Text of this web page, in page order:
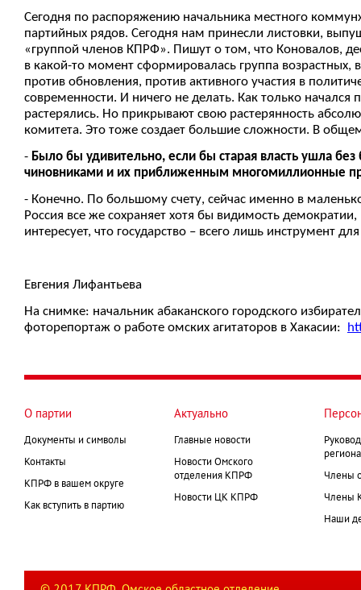
Сегодня по распоряжению начальника местного
партийных рядов. Сегодня нам принесли листовки,
«группой членов КПРФ». Пишут о том, что Коновалов,
в какой-то момент сформировалась группа
против обновления, против активного участия в
современности. И ничего не делать. Как только
растерялись. Но прикрывают свою растерянность
комитета. Это тоже создает большие сложности. В
- Было бы удивительно, если бы старая власть ушла
чиновниками и их приближенным многомиллионные
- Конечно. По большому счету, сейчас именно в
Россия все же сохраняет хотя бы видимость
интересует, что государство – всего лишь инструмент
Евгения Лифантьева
На снимке: начальник абаканского городского
фоторепортаж о работе омских агитаторов в Хакасии:
О партии
Документы и символы
Контакты
КПРФ в вашем округе
Как вступить в партию
Актуально
Главные новости
Новости Омского
отделения КПРФ
Новости ЦК КПРФ
Члены
Члены
Наши